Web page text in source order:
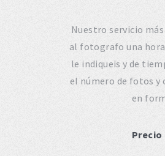
Nuestro servicio
al fotografo una
le indiqueis y de
el número de fotos y
en
Precio